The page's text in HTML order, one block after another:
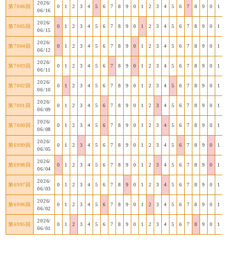
第7006回
2026/
06/16
0 1 2 3 4 5 6 7 8 9 0 1 2 3 4 5 6 7 8 9 0 1
第7005回
2026/
06/15
0 1 2 3 4 5 6 7 8 9 0 1 2 3 4 5 6 7 8 9 0 1
第7004回
2026/
06/12
0 1 2 3 4 5 6 7 8 9 0 1 2 3 4 5 6 7 8 9 0 1
第7003回
2026/
06/11
0 1 2 3 4 5 6 7 8 9 0 1 2 3 4 5 6 7 8 9 0 1
第7002回
2026/
06/10
0 1 2 3 4 5 6 7 8 9 0 1 2 3 4 5 6 7 8 9 0 1
第7001回
2026/
06/09
0 1 2 3 4 5 6 7 8 9 0 1 2 3 4 5 6 7 8 9 0 1
第7000回
2026/
06/08
0 1 2 3 4 5 6 7 8 9 0 1 2 3 4 5 6 7 8 9 0 1
第6999回
2026/
06/05
0 1 2 3 4 5 6 7 8 9 0 1 2 3 4 5 6 7 8 9 0 1
第6998回
2026/
06/04
0 1 2 3 4 5 6 7 8 9 0 1 2 3 4 5 6 7 8 9 0 1
第6997回
2026/
06/03
0 1 2 3 4 5 6 7 8 9 0 1 2 3 4 5 6 7 8 9 0 1
第6996回
2026/
06/02
0 1 2 3 4 5 6 7 8 9 0 1 2 3 4 5 6 7 8 9 0 1
第6995回
2026/
06/01
0 1 2 3 4 5 6 7 8 9 0 1 2 3 4 5 6 7 8 9 0 1